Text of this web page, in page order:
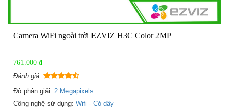
Camera WiFi ngoài trời EZVIZ H3C Color 2MP
761.000 đ
Đánh giá:
Độ phân giải: 2 Megapixels
Công nghệ sử dụng: Wifi - Có dây